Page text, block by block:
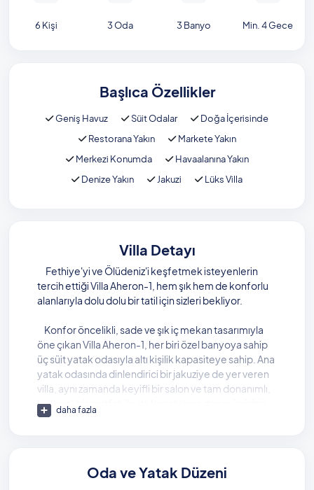
6 Kişi 3 Oda 3 Banyo Min. 4 Gece
Başlıca Özellikler
Geniş Havuz Süit Odalar
Doğa İçerisinde
Restorana Yakın
Markete Yakın
Merkezi Konumda
Havaalanına Yakın
Denize Yakın
Jakuzi Lüks Villa
Villa Detayı
Fethiye'yi ve Ölüdeniz'i keşfetmek isteyenlerin
tercih ettiği Villa Aheron-1, hem şık hem de konforlu
alanlarıyla dolu dolu bir tatil için sizleri bekliyor.
Konfor öncelikli, sade ve şık iç mekan tasarımıyla
öne çıkan Villa Aheron-1, her biri özel banyoya sahip
üç süit yatak odasıyla altı kişilik kapasiteye sahip. Ana
yatak odasında dinlendirici bir jakuziye de yer veren
villa, aynı zamanda keyifli bir salon ve tam donanımlı,
kullanışlı bir mutfak ile de konaklama deneyiminizin
kalitesini arttırıyor.
mekan olan Villa Aheron-1, akşamları da huzurla
daha fazla
Oda ve Yatak Düzeni